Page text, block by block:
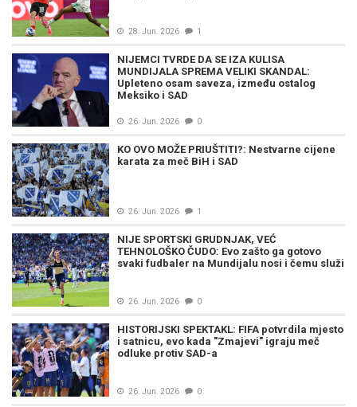
28. Jun. 2026 1
NIJEMCI TVRDE DA SE IZA KULISA
MUNDIJALA SPREMA VELIKI SKANDAL:
Upleteno osam saveza, između ostalog
Meksiko i SAD
26. Jun. 2026 0
KO OVO MOŽE PRIUŠTITI?: Nestvarne cijene
karata za meč BiH i SAD
26. Jun. 2026 1
NIJE SPORTSKI GRUDNJAK, VEĆ
TEHNOLOŠKO ČUDO: Evo zašto ga gotovo
svaki fudbaler na Mundijalu nosi i čemu služi
26. Jun. 2026 0
HISTORIJSKI SPEKTAKL: FIFA potvrdila mjesto
i satnicu, evo kada "Zmajevi" igraju meč
odluke protiv SAD-a
26. Jun. 2026 0